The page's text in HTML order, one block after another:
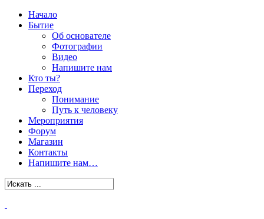
Начало
Бытие
Об основателе
Фотографии
Видео
Напишите нам
Кто ты?
Переход
Понимание
Путь к человеку
Мероприятия
Форум
Магазин
Контакты
Напишите нам…